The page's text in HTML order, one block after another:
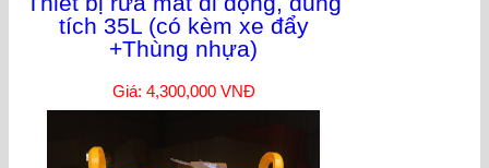
tích 35L (có kèm xe đẩy
+Thùng nhựa)
Giá: 4,300,000 VNĐ